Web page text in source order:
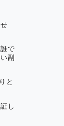
で
副
と
し